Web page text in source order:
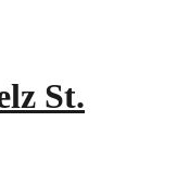
St.